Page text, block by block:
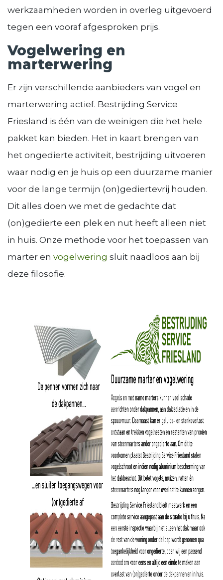
werkzaamheden worden in overleg uitgevoerd
tegen een vooraf afgesproken prijs.
Vogelwering en
marterwering
Er zijn verschillende aanbieders van vogel en
marterwering actief. Bestrijding Service
Friesland is één van de weinigen die het hele
pakket kan bieden. Het in kaart brengen van
het ongedierte activiteit, bestrijding uitvoeren
waar nodig en je huis op een duurzame manier
voor de lange termijn (on)gediertevrij houden.
Dit alles doen we met de gedachte dat
(on)gedierte een plek en nut heeft alleen niet
in huis. Onze methode voor het toepassen van
marter en vogelwering sluit naadloos aan bij
deze filosofie.